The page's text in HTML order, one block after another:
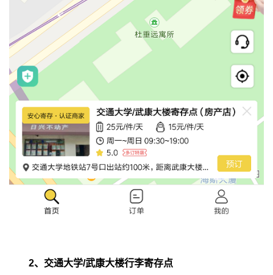
2、交通大学/武康大楼行李寄存点